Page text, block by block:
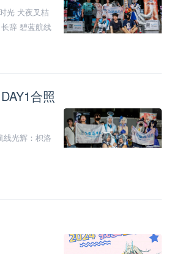
光 犬夜叉桔
辞 碧蓝航线
合照
线光辉：枳洛